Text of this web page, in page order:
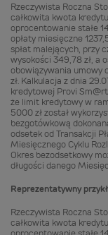
Rzeczywista Roczna
całkowita kwota
oprocentowanie stałe
opłaty miesięczne
spłat malejących, przy
wysokości 349,78 zł, a
obowiązywania umowy
zł. Kalkulacja z dnia
kredytowej Provi
że limit kredytowy w
5000 zł został
bezgotówkową
odsetek od Transakcji
Miesięcznego Cyklu
Okres bezodsetkowy
długości danego
Reprezentatywny
Rzeczywista Roczna
całkowita kwota